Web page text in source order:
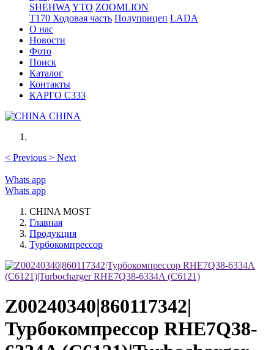
SHEHWA YTO ZOOMLION
T170 Ходовая часть Полуприцеп LADA
О нас
Новости
Фото
Поиск
Каталог
Контакты
КАРГО С333
CHINA
< Previous > Next
Whats app
Whats app
CHINA MOST
Главная
Продукция
Турбокомпрессор
Z00240340|860117342|
Турбокомпрессор RHE7Q38-